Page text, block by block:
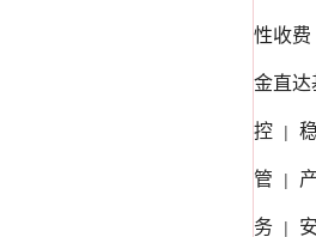
性收费
金直达
控 |
管 |
务 |